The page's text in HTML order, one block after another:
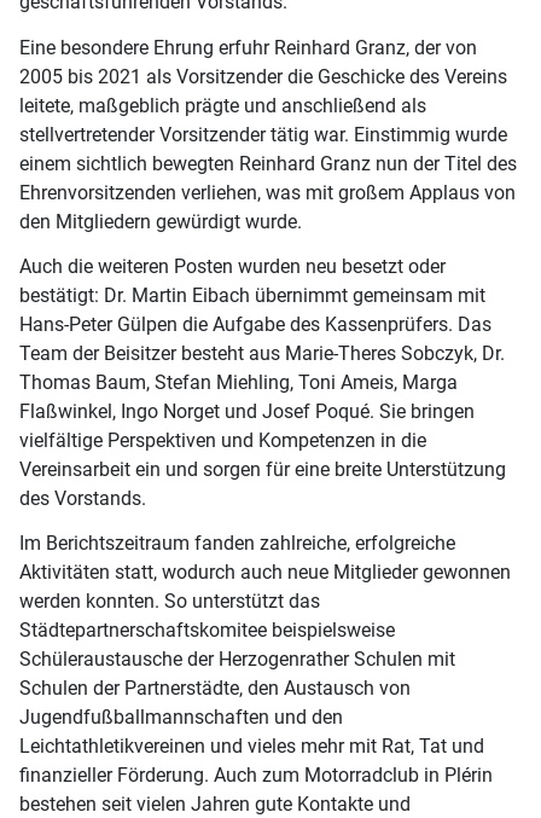
Eine besondere Ehrung erfuhr Reinhard Granz, der von
2005 bis 2021 als Vorsitzender die Geschicke des Vereins
leitete, maßgeblich prägte und anschließend als
stellvertretender Vorsitzender tätig war. Einstimmig wurde
einem sichtlich bewegten Reinhard Granz nun der Titel des
Ehrenvorsitzenden verliehen, was mit großem Applaus von
den Mitgliedern gewürdigt wurde.
Auch die weiteren Posten wurden neu besetzt oder
bestätigt: Dr. Martin Eibach übernimmt gemeinsam mit
Hans-Peter Gülpen die Aufgabe des Kassenprüfers. Das
Team der Beisitzer besteht aus Marie-Theres Sobczyk, Dr.
Thomas Baum, Stefan Miehling, Toni Ameis, Marga
Flaßwinkel, Ingo Norget und Josef Poqué. Sie bringen
vielfältige Perspektiven und Kompetenzen in die
Vereinsarbeit ein und sorgen für eine breite Unterstützung
des Vorstands.
Im Berichtszeitraum fanden zahlreiche, erfolgreiche
Aktivitäten statt, wodurch auch neue Mitglieder gewonnen
werden konnten. So unterstützt das
Städtepartnerschaftskomitee beispielsweise
Schüleraustausche der Herzogenrather Schulen mit
Schulen der Partnerstädte, den Austausch von
Jugendfußballmannschaften und den
Leichtathletikvereinen und vieles mehr mit Rat, Tat und
finanzieller Förderung. Auch zum Motorradclub in Plérin
bestehen seit vielen Jahren gute Kontakte und